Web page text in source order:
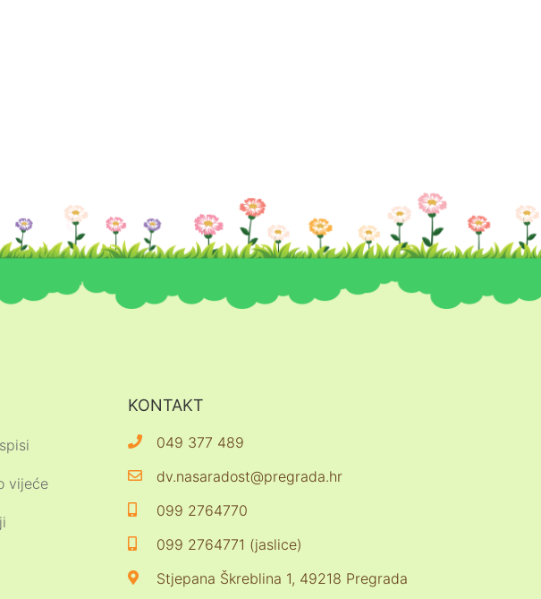
vijeće
KONTAKT
049 377 489
dv.nasaradost@pregrada.hr
099 2764770
099 2764771 (jaslice)
Stjepana Škreblina 1, 49218 Pregrada